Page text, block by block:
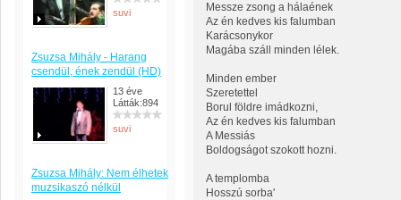
suvi
Zsuzsa Mihály - Harang
csendül, ének zendül (HD)
13 éve
Látták:894
suvi
Zsuzsa Mihály: Nem élhetek
muzsikaszó nélkül
Messze zsong a hálaének
Az én kedves kis falumban
Karácsonykor
Magába száll minden lélek.
Minden ember
Szeretettel
Borul földre imádkozni,
Az én kedves kis falumban
A Messiás
Boldogságot szokott hozni.
A templomba
Hosszú sorba'